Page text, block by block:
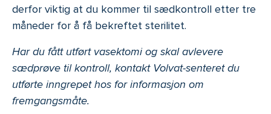
derfor viktig at du kommer til sædkontroll etter tre
måneder for å få bekreftet sterilitet.
Har du fått utført vasektomi og skal avlevere
sædprøve til kontroll, kontakt Volvat-senteret du
utførte inngrepet hos for informasjon om
fremgangsmåte.